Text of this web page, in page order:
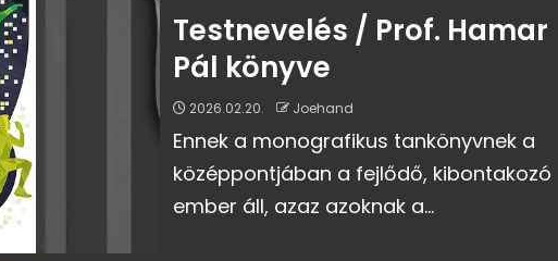
Testnevelés / Prof. Hamar
Pál könyve
2026.02.20. Joehand
Ennek a monografikus tankönyvnek a
középpontjában a fejlődő, kibontakozó
ember áll, azaz azoknak a...